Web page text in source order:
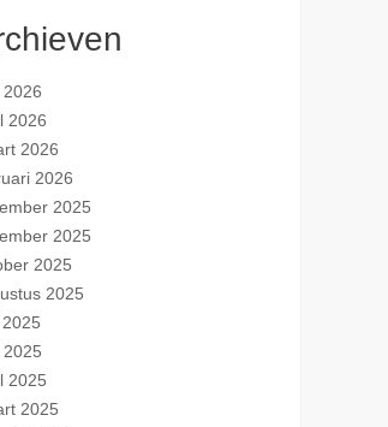
2026
2026
2026
2026
2025
2025
2025
2025
2025
2025
2025